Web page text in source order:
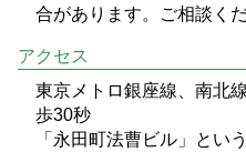
合があります。ご相談く
アクセス
東京メトロ銀座線、南北
歩30秒
「永田町法曹ビル」とい